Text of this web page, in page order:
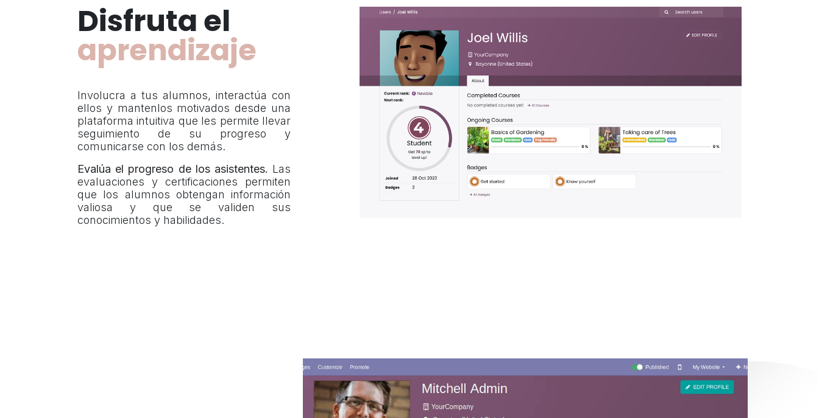
Disfruta el
aprendizaje
Involucra a tus alumnos, interactúa con
ellos y mantenlos motivados desde una
plataforma intuitiva que les permite llevar
seguimiento de su progreso y
comunicarse con los demás.
Evalúa el progreso de los asistentes. Las
evaluaciones y certificaciones permiten
que los alumnos obtengan información
valiosa y que se validen sus
conocimientos y habilidades.